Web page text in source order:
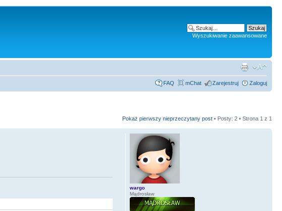
Wyszukiwanie zaawansowane
FAQ mChat Zarejestruj Zaloguj
Pokaż pierwszy nieprzeczytany post • Posty: 2 • Strona 1 z 1
wargo
Mądrosław